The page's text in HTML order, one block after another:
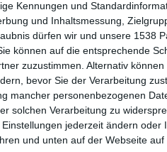
Kennungen und
und Inhaltsmessung,
dürfen wir und unsere 1538
können auf die entsprechende
zuzustimmen. Alternativ
bevor Sie der Verarbeitung
mancher personenbezogenen
solchen Verarbeitung zu
jederzeit ändern oder
und unten auf der Webseite